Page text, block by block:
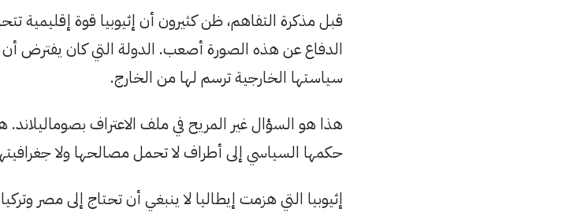
قبل مذكرة التفاهم، ظن كثيرون أن إثيوبيا قوة إقليمية
الدفاع عن هذه الصورة أصعب. الدولة التي كان يفترض أن
سياستها الخارجية ترسم لها من الخارج.
هذا هو السؤال غير المريح في ملف الاعتراف بصوماليلاند.
حكمها السياسي إلى أطراف لا تحمل مصالحها ولا
إثيوبيا التي هزمت إيطاليا لا ينبغي أن تحتاج إلى مصر